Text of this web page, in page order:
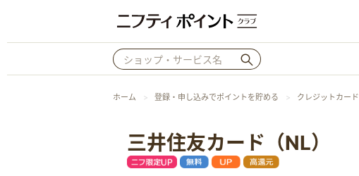
ホーム 登録・申し込みでポイントを貯める クレジットカード
三井住友カード（NL）